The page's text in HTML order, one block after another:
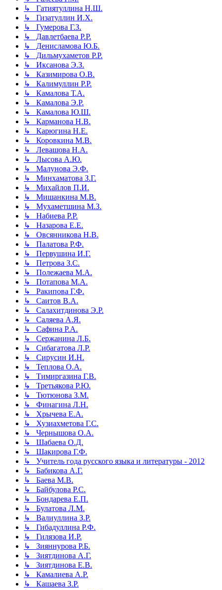
↳ Гатиятуллина Н.Ш.
↳ Гизатуллин И.Х.
↳ Гумерова Г.З.
↳ Давлетбаева Р.Р.
↳ Денисламова Ю.Б.
↳ Дильмухаметов Р.Р.
↳ Иксанова Э.З.
↳ Казимирова О.В.
↳ Калимуллин Р.Р.
↳ Камалова Т.А.
↳ Камалова Э.Р.
↳ Камалова Ю.Ш.
↳ Карманова Н.В.
↳ Карюгина Н.Е.
↳ Коровкина М.В.
↳ Левашова Н.А.
↳ Лысова А.Ю.
↳ Малунова Э.Ф.
↳ Минхаматова З.Г.
↳ Михайлов П.И.
↳ Мишанкина М.В.
↳ Мухаметшина М.З.
↳ Набиева Р.Р.
↳ Назарова Е.Е.
↳ Овсянникова Н.В.
↳ Палатова Р.Ф.
↳ Первушина И.Г.
↳ Петрова З.С.
↳ Полежаева М.А.
↳ Потапова М.А.
↳ Ракипова Г.Ф.
↳ Саитов В.А.
↳ Салахитдинова Э.Р.
↳ Саляева А.Я.
↳ Сафина Р.А.
↳ Сержанина Л.Б.
↳ Сибагатова Л.Р.
↳ Сирусин И.Н.
↳ Теплова О.А.
↳ Тимиргазина Г.В.
↳ Третьякова Р.Ю.
↳ Тютюнова З.М.
↳ Финагина Л.Н.
↳ Хрычева Е.А.
↳ Хузиахметова Г.С.
↳ Чернышова О.А.
↳ Шабаева О.Д.
↳ Шакирова Г.Ф.
↳ Учитель года русского языка и литературы - 2012
↳ Бабикова А.Г.
↳ Баева М.В.
↳ Байбулова Р.С.
↳ Бондарева Е.П.
↳ Булатова Л.М.
↳ Валиуллина З.Р.
↳ Гибадуллина Р.Ф.
↳ Гилязова И.Р.
↳ Зияннурова Р.Б.
↳ Зиятдинова А.Г.
↳ Зиятдинова Е.В.
↳ Камалиева А.Р.
↳ Кашаева З.Р.